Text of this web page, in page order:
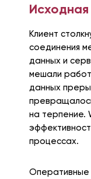
Клиент
соединения
данных и
мешали
данных
на терпение.
процессах.
Оперативные